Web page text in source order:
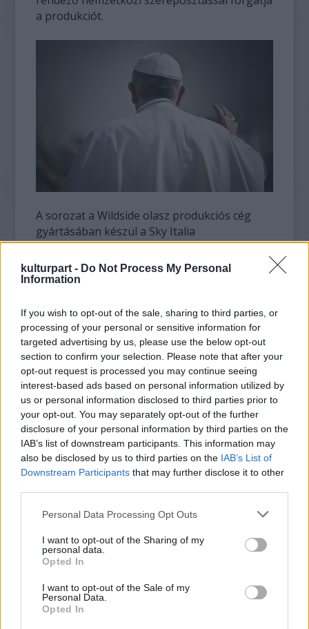
kulturpart - Do Not Process My Personal
Information
If you wish to opt-out of the sale, sharing to third parties, or
processing of your personal or sensitive information for
targeted advertising by us, please use the below opt-out
section to confirm your selection. Please note that after your
opt-out request is processed you may continue seeing
interest-based ads based on personal information utilized by
us or personal information disclosed to third parties prior to
your opt-out. You may separately opt-out of the further
disclosure of your personal information by third parties on the
IAB’s list of downstream participants. This information may
also be disclosed by us to third parties on the IAB’s List of
Downstream Participants that may further disclose it to other
Please note that this website/app uses one or more Google
not limited to your visit or usage behaviour. You may click to
grant or deny consent to Google and its third-party tags to
use your data for below specified purposes in below Google
consent section.
Personal Data Processing Opt Outs
I want to opt-out of the Sharing of my
personal data.
Opted In
I want to opt-out of the Sale of my
Personal Data.
Opted In
a produkciót.
A sorozat a Wildside olasz produkciós cég
gyártásában készül a Sky Italia
megbízásából, producerei Lorenzo Mieli,
Mario Gianani, az amerikai koproducer John
Lyons.
A Corriere della Serabeszámolója szerint az
első olasz-amerikai pápáról szóló sorozat
napjainkban játszódik a Vatikánban, az
Egyesült Államokban, Olaszországban és
Afrikában.
Sorrentino A nagy szépség című alkotásáért
kapta meg idén az amerikai filmakadémiától a
legjobb idegen nyelvű film Oscar-díját. Andrea
Scosati, a Sky Italia alelnöke elmondta:
nagyon örül, hogy Sorrentino a csatornának
Forrás:Hír 24
Film Sorozatok Oscar Pápa Forgatás